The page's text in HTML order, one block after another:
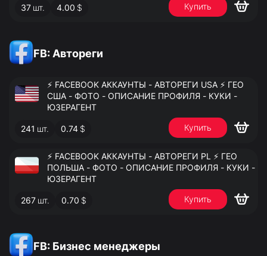
37 шт. 4.00 $ Купить
FB: Автореги
⚡️ FACEBOOK АККАУНТЫ - АВТОРЕГИ USA ⚡️ ГЕО
США - ФОТО - ОПИСАНИЕ ПРОФИЛЯ - КУКИ -
ЮЗЕРАГЕНТ
241 шт. 0.74 $ Купить
⚡️ FACEBOOK АККАУНТЫ - АВТОРЕГИ PL ⚡️ ГЕО
ПОЛЬША - ФОТО - ОПИСАНИЕ ПРОФИЛЯ - КУКИ -
ЮЗЕРАГЕНТ
267 шт. 0.70 $ Купить
FB: Бизнес менеджеры